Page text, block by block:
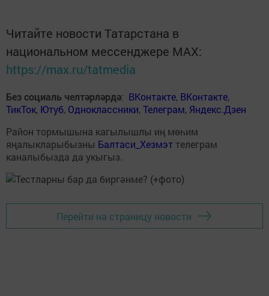
Читайте новости Татарстана в
национальном мессенджере MАХ:
https://max.ru/tatmedia
Без социаль челтәрләрдә: ВКонтакте, ВКонтакте,
ТикТок, Ютуб, Одноклассники,Телеграм, Яндекс.Дзен
Район тормышына кагылышлы иң мөһим
яңалыкларыбызны Балтаси_Хезмэт телеграм
каналыбызда да укыгыз.
Перейти на страницу новости